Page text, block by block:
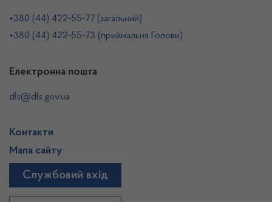
+380 (44) 422-55-77 (загальний)
+380 (44) 422-55-73 (приймальня Голови)
Електронна пошта
dls@dls.gov.ua
Контакти
Мапа сайту
Службовий вхід